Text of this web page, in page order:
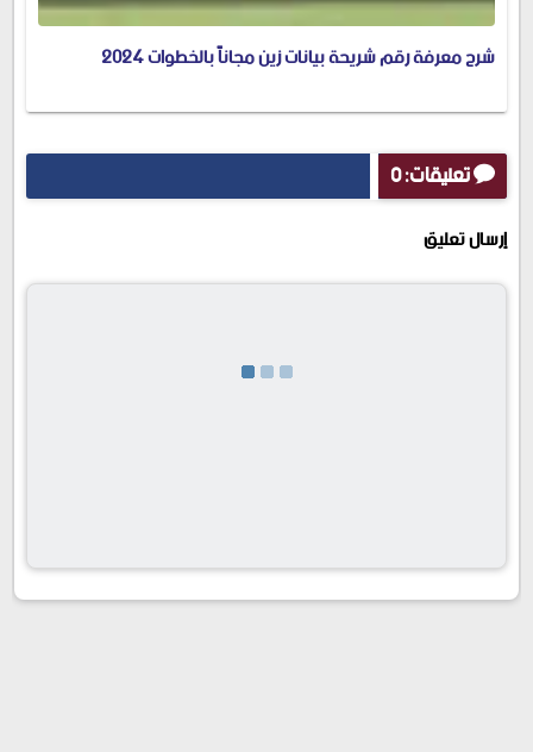
شرح معرفة رقم شريحة بيانات زين مجاناً بالخطوات 2024
تعليقات: 0
إرسال تعليق